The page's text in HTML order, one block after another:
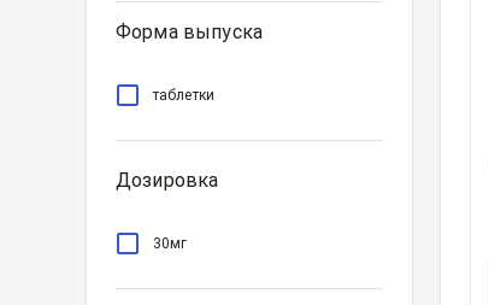
Форма выпуска
таблетки
Дозировка
30мг